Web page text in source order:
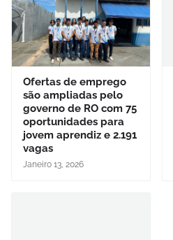
Ofertas de emprego
são ampliadas pelo
governo de RO com 75
oportunidades para
jovem aprendiz e 2.191
vagas
Janeiro 13, 2026